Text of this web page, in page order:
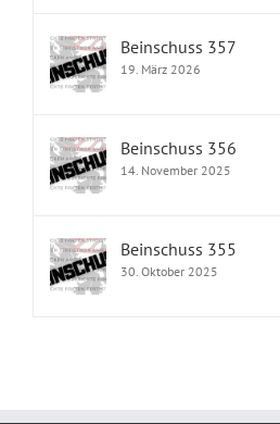
Beinschuss 357
19. März 2026
Beinschuss 356
14. November 2025
Beinschuss 355
30. Oktober 2025